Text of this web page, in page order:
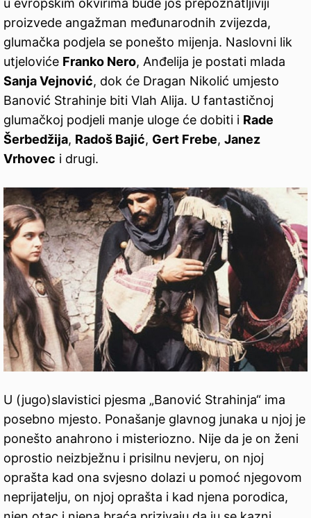
u evropskim okvirima bude još prepoznatljiviji
proizvede angažman međunarodnih zvijezda,
glumačka podjela se ponešto mijenja. Naslovni lik
utjeloviće Franko Nero, Anđelija je postati mlada
Sanja Vejnović, dok će Dragan Nikolić umjesto
Banović Strahinje biti Vlah Alija. U fantastičnoj
glumačkoj podjeli manje uloge će dobiti i Rade
Šerbedžija, Radoš Bajić, Gert Frebe, Janez
Vrhovec i drugi.
U (jugo)slavistici pjesma „Banović Strahinja“ ima
posebno mjesto. Ponašanje glavnog junaka u njoj je
ponešto anahrono i misteriozno. Nije da je on ženi
oprostio neizbježnu i prisilnu nevjeru, on njoj
oprašta kad ona svjesno dolazi u pomoć njegovom
neprijatelju, on njoj oprašta i kad njena porodica,